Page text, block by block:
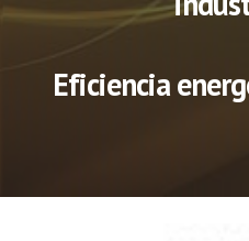
Eficiencia